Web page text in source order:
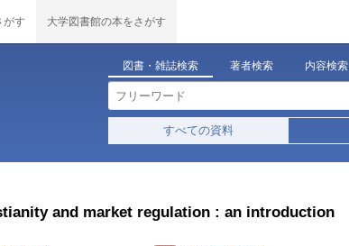
がす 大学図書館の本をさがす
図書・雑誌検索 著者検索 内容検索
すべての資料
and market regulation : an introduction